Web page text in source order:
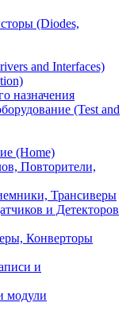
(Diodes,
and Interfaces)
назначения
(Test and
(Home)
Повторители,
Трансиверы
и Детекторов
Конверторы
и
модули